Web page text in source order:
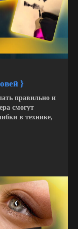
}
правильно и
смогут
в технике,